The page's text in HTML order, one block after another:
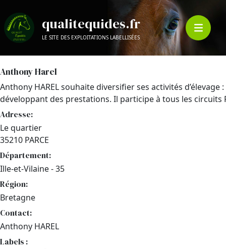
qualitequides.fr
LE SITE DES EXPLOITATIONS LABELLISÉES
Anthony Harel
Anthony HAREL souhaite diversifier ses activités
développant des prestations. Il participe à tous les circuits
Adresse:
Le quartier
35210 PARCE
Département:
Ille-et-Vilaine - 35
Région:
Bretagne
Contact:
Anthony HAREL
Labels :